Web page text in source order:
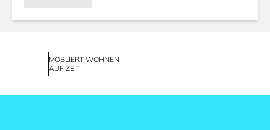
MÖBLIERT WOHNEN
AUF ZEIT